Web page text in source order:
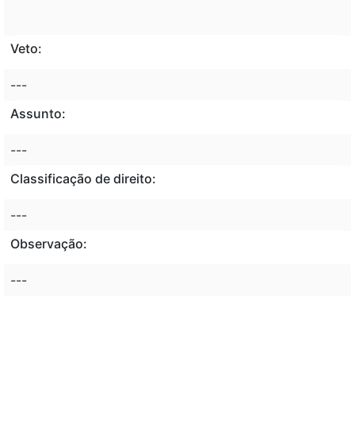
Veto:
---
Assunto:
---
Classificação de direito:
---
Observação:
---